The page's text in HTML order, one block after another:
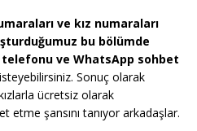
ve kız numaraları
bu bölümde
telefonu ve WhatsApp sohbet
Sonuç olarak
ücretsiz olarak
şansını tanıyor arkadaşlar.